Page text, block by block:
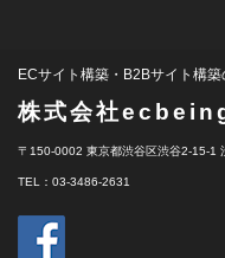
ECサイト構築・B2Bサイト構
株式会社
〒150-0002 東京都渋谷区渋谷2-15-1
TEL：03-3486-2631